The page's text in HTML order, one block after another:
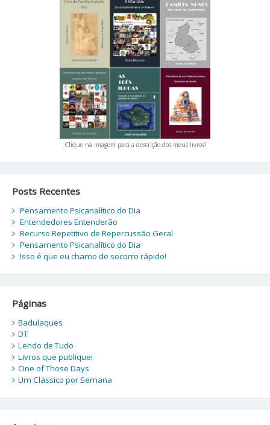
Clique na imagem para a descrição dos meus livros!
Posts Recentes
Pensamento Psicanalítico do Dia
Entendedores Entenderão
Recurso Repetitivo de Repercussão Geral
Pensamento Psicanalítico do Dia
Isso é que eu chamo de socorro rápido!
Páginas
Badulaques
DT
Lendo de Tudo
Livros que publiquei
One of Those Days
Um Clássico por Semana